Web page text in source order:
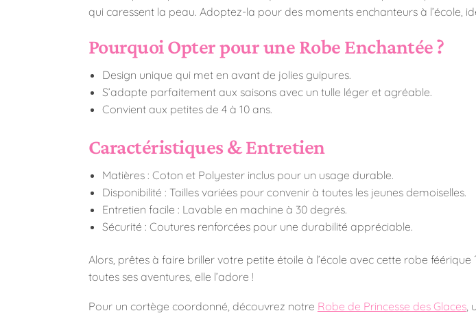
qui caressent la peau. Adoptez-la pour des moments enchanteurs à l’école,
Pourquoi Opter pour une Robe Enchantée ?
Design unique qui met en avant de jolies guipures.
S’adapte parfaitement aux saisons avec un tulle léger et agréable.
Convient aux petites de 4 à 10 ans.
Caractéristiques & Entretien
Matières : Coton et Polyester inclus pour un usage durable.
Disponibilité : Tailles variées pour convenir à toutes les jeunes demoiselles.
Entretien facile : Lavable en machine à 30 degrés.
Sécurité : Coutures renforcées pour une durabilité appréciable.
Alors, prêtes à faire briller votre petite étoile à l’école avec cette robe
toutes ses aventures, elle l’adore !
Pour un cortège coordonné, découvrez notre Robe de Princesse des Glaces,